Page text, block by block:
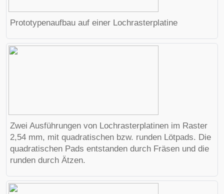
Prototypenaufbau auf einer Lochrasterplatine
Zwei Ausführungen von Lochrasterplatinen im Raster
2,54 mm, mit quadratischen bzw. runden Lötpads. Die
quadratischen Pads entstanden durch Fräsen und die
runden durch Ätzen.